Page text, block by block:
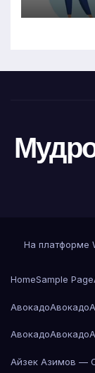
На платформе
HomeSample Page
АвокадоАвокадо
АвокадоАвокадо
Айзек Азимов —